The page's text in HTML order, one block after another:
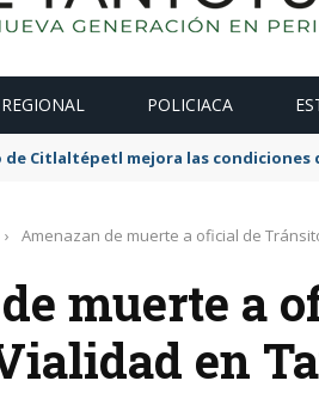
REGIONAL POLICIACA
de Citlaltépetl mejora las condiciones
› Amenazan de muerte a oficial de
muerte a
en